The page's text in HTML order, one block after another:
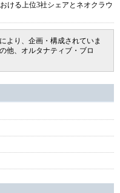
ける上位3社シェアとネオクラウ
より、企画・構成されていま
他、オルタナティブ・ブロ